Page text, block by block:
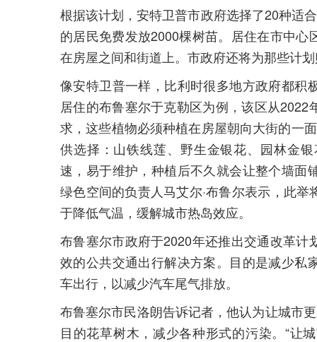
根据该计划，安特卫普市政府选择了20种适
的居民免费发放2000棵树苗。居住在市中
在房屋之间和街道上。市政府还将为那些计
像安特卫普一样，比利时很多地方政府都积
居住的布鲁塞尔于克勒区为例，该区从
求，这些植物必须种植在房屋朝向大街的一
供选择：山铁线莲、野生金银花、园林金
速，易于维护，种植后不久就会让整个墙面
绿色空间的负责人马艾尔·布鲁尔表示，此
于降低气温，缓解城市热岛效应。
布鲁塞尔市政府于2020年还推出交通改革
效的公共交通出行解决方案。目的是减少私
车出行，以减少汽车尾气排放。
布鲁塞尔市民洛朗告诉记者，他认为让城市
目的花草树木，减少各种形式的污染。“让